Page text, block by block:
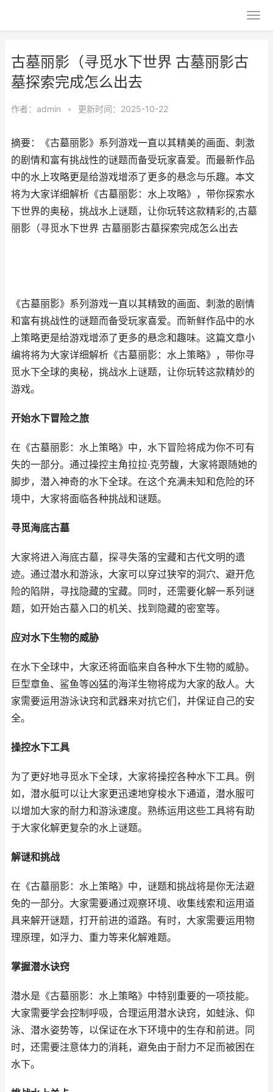
古墓丽影（寻觅水下世界 古墓丽影古
墓探索完成怎么出去
作者： admin • 更新时间：2025-10-22
摘要：《古墓丽影》系列游戏一直以其精美的画面、刺激
的剧情和富有挑战性的谜题而备受玩家喜爱。而最新作品
中的水上攻略更是给游戏增添了更多的悬念与乐趣。本文
将为大家详细解析《古墓丽影：水上攻略》，带你探索水
下世界的奥秘，挑战水上谜题，让你玩转这款精彩的,古墓
丽影（寻觅水下世界 古墓丽影古墓探索完成怎么出去
《古墓丽影》系列游戏一直以其精致的画面、刺激的剧情
和富有挑战性的谜题而备受玩家喜爱。而新鲜作品中的水
上策略更是给游戏增添了更多的悬念和趣味。这篇文章小
编将将为大家详细解析《古墓丽影：水上策略》，带你寻
觅水下全球的奥秘，挑战水上谜题，让你玩转这款精妙的
游戏。
开始水下冒险之旅
在《古墓丽影：水上策略》中，水下冒险将成为你不可有
失的一部分。通过操控主角拉拉·克劳馥，大家将跟随她的
脚步，潜入神奇的水下全球。在这个充满未知和危险的环
境中，大家将面临各种挑战和谜题。
寻觅海底古墓
大家将进入海底古墓，探寻失落的宝藏和古代文明的遗
迹。通过潜水和游泳，大家可以穿过狭窄的洞穴、避开危
险的陷阱，寻找隐藏的宝藏。同时，还需要化解一系列谜
题，如开始古墓入口的机关、找到隐藏的密室等。
应对水下生物的威胁
在水下全球中，大家还将面临来自各种水下生物的威胁。
巨型章鱼、鲨鱼等凶猛的海洋生物将成为大家的敌人。大
家需要运用游泳诀窍和武器来对抗它们，并保证自己的安
全。
操控水下工具
为了更好地寻觅水下全球，大家将操控各种水下工具。例
如，潜水艇可以让大家更迅速地穿梭水下通道，潜水服可
以增加大家的耐力和游泳速度。熟练运用这些工具将有助
于大家化解更复杂的水上谜题。
解谜和挑战
在《古墓丽影：水上策略》中，谜题和挑战将是你无法避
免的一部分。大家需要通过观察环境、收集线索和运用道
具来解开谜题，打开前进的道路。有时，大家需要运用物
理原理，如浮力、重力等来化解难题。
掌握潜水诀窍
潜水是《古墓丽影：水上策略》中特别重要的一项技能。
大家需要学会控制呼吸，合理运用潜水诀窍，如蛙泳、仰
泳、潜水姿势等，以保证在水下环境中的生存和前进。同
时，还需要注意体力的消耗，避免由于耐力不足而被困在
水下。